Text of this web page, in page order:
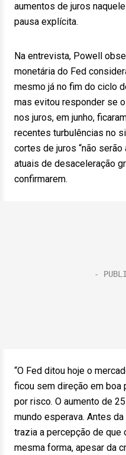
aumentos de juros
pausa explícita.
Na entrevista, Powell
monetária do Fed
mesmo já no fim do ciclo
mas evitou responder se
nos juros, em junho,
recentes turbulências no
cortes de juros “não
atuais de desaceleração
confirmarem.
“O Fed ditou hoje o
ficou sem direção em
por risco. O aumento de
mundo esperava. Antes
trazia a percepção de
mesma forma, apesar da